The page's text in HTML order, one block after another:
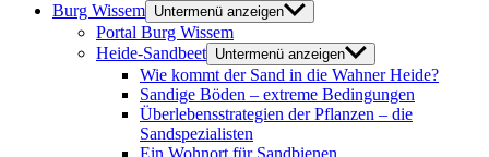
Burg Wissem Untermenü anzeigen
Portal Burg Wissem
Heide-Sandbeet Untermenü anzeigen
Wie kommt der Sand in die Wahner Heide?
Sandige Böden – extreme Bedingungen
Überlebensstrategien der Pflanzen – die
Sandspezialisten
Ein Wohnort für Sandbienen